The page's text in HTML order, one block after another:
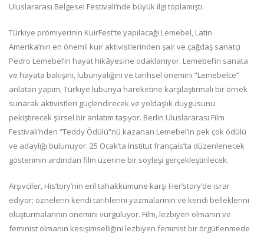
Uluslararası Belgesel Festivali’nde büyük ilgi toplamıştı.
Türkiye prömiyerinin KuirFest’te yapılacağı Lemebel, Latin
Amerika’nın en önemli kuir aktivistlerinden şair ve çağdaş sanatçı
Pedro Lemebel’in hayat hikâyesine odaklanıyor. Lemebel’in sanata
ve hayata bakışını, lubunyalığını ve tarihsel önemini “Lemebelce”
anlatan yapım, Türkiye lubunya hareketine karşılaştırmalı bir örnek
sunarak aktivistleri güçlendirecek ve yoldaşlık duygusunu
pekiştirecek şiirsel bir anlatım taşıyor. Berlin Uluslararası Film
Festivali’nden “Teddy Ödülü”nü kazanan Lemebel’in pek çok ödülü
ve adaylığı bulunuyor. 25 Ocak’ta Institut français’ta düzenlenecek
gösterimin ardından film üzerine bir söyleşi gerçekleştirilecek.
Arşivciler, His’tory’nin eril tahakkümüne karşı Her’story’de ısrar
ediyor; öznelerin kendi tarihlerini yazmalarının ve kendi belleklerini
oluşturmalarının önemini vurguluyor. Film, lezbiyen olmanın ve
feminist olmanın kesişimselliğini lezbiyen feminist bir örgütlenmede